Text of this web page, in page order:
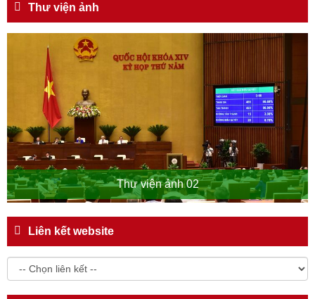
Thư viện ảnh
Thư viện ảnh 02
Liên kết website